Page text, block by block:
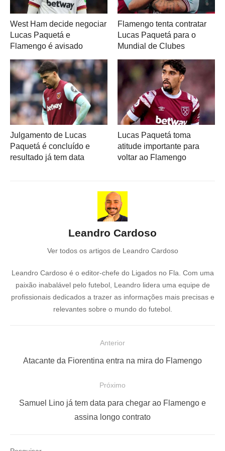
West Ham decide negociar
Lucas Paquetá e
Flamengo é avisado
Flamengo tenta contratar
Lucas Paquetá para o
Mundial de Clubes
Julgamento de Lucas
Paquetá é concluído e
resultado já tem data
Lucas Paquetá toma
atitude importante para
voltar ao Flamengo
Leandro Cardoso
Ver todos os artigos de Leandro Cardoso
Leandro Cardoso é o editor-chefe do Ligados no Fla. Com uma
paixão inabalável pelo futebol, Leandro lidera uma equipe de
profissionais dedicados a trazer as informações mais precisas e
relevantes sobre o mundo do futebol.
ã
Anterior
P
t
Atacante da Fiorentina entra na mira do Flamengo
Próximo
PSamuel Lino já tem data para chegar ao Flamengo e
assina longo contrato